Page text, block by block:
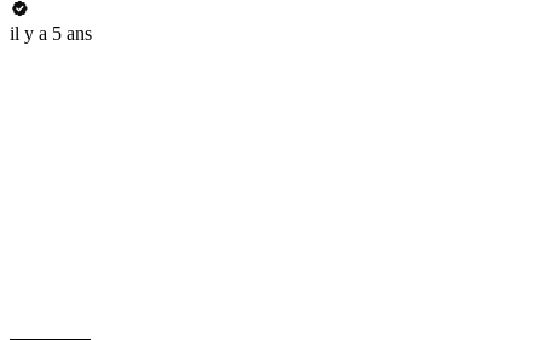
il y a 5 ans